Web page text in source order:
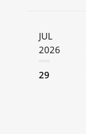
JUL
2026
29